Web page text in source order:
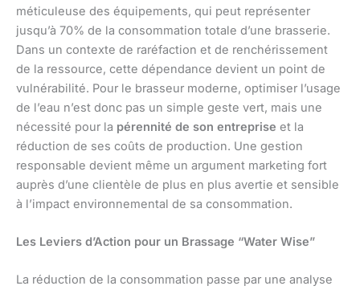
méticuleuse des équipements, qui peut représenter
jusqu’à 70% de la consommation totale d’une brasserie.
Dans un contexte de raréfaction et de renchérissement
de la ressource, cette dépendance devient un point de
vulnérabilité. Pour le brasseur moderne, optimiser l’usage
de l’eau n’est donc pas un simple geste vert, mais une
nécessité pour la pérennité de son entreprise et la
réduction de ses coûts de production. Une gestion
responsable devient même un argument marketing fort
auprès d’une clientèle de plus en plus avertie et sensible
à l’impact environnemental de sa consommation.
Les Leviers d’Action pour un Brassage “Water Wise”
La réduction de la consommation passe par une analyse